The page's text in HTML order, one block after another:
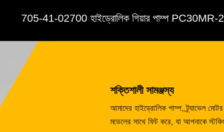
705-41-02700 হাইড্রোলিক গিয়ার পাম্প PC30MR-2
শক্তিশালী সামঞ্জস্য
আমাদের হাইড্রোলিক পাম্প, ট্র্যাভেল
মডেলের সাথে ফিট করে, যা আপনাকে